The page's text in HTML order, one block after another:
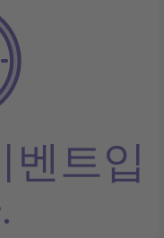
벤트입